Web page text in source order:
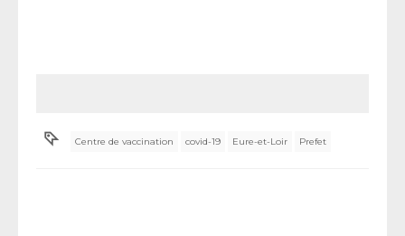
Centre de vaccination covid-19 Eure-et-Loir Prefet